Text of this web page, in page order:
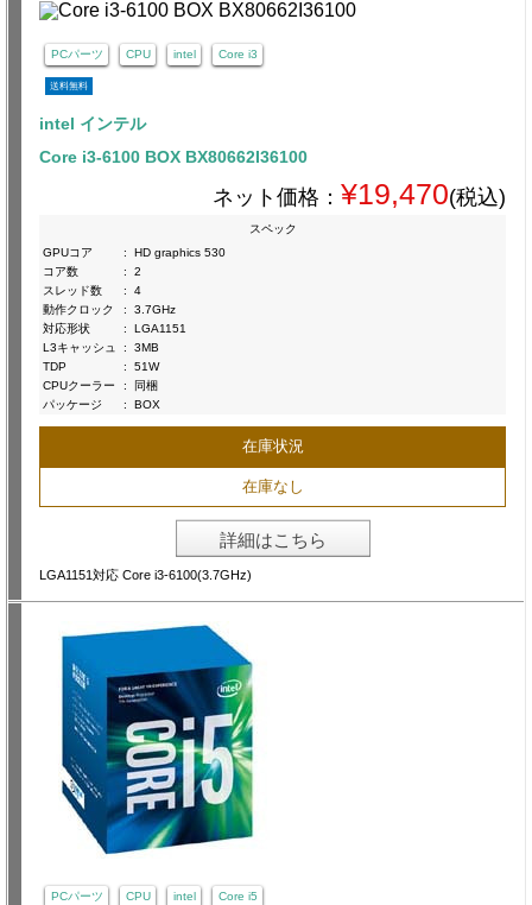
PCパーツ CPU intel Core i3
送料無料
intel インテル
Core i3-6100 BOX BX80662I36100
ネット価格： ¥19,470(税込)
スペック
GPUコア
:
HD graphics 530
コア数
:
2
スレッド数
:
4
動作クロック
:
3.7GHz
対応形状
:
LGA1151
L3キャッシュ
:
3MB
TDP
:
51W
CPUクーラー
:
同梱
パッケージ
: BOX
在庫状況
在庫なし
詳細はこちら
LGA1151対応 Core i3-6100(3.7GHz)
PCパーツ CPU intel Core i5